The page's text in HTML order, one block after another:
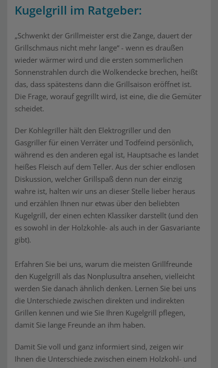
Kugelgrill im Ratgeber:
„Schwenkt der Grillmeister erst die Zange, dauert der
Grillschmaus nicht mehr lange“ - wenn es draußen
wieder wärmer wird und die ersten sommerlichen
Sonnenstrahlen durch die Wolkendecke brechen, heißt
das, dass spätestens dann die Grillsaison eröffnet ist.
Die Frage, worauf gegrillt wird, ist eine, die die Gemüter
scheidet.
Der Kohlegriller hält den Elektrogriller und den
Gasgriller für einen Verräter und Todfeind persönlich,
während es den anderen egal ist, Hauptsache es landet
heißes Fleisch auf dem Teller. Aus der schier endlosen
Diskussion, welcher Grillspaß denn nun der einzig
wahre ist, halten wir uns an dieser Stelle lieber heraus
und erzählen Ihnen nur etwas über den beliebten
Kugelgrill, der einen echten Klassiker darstellt (und den
es sowohl in der Holzkohle- als auch in der Gasvariante
gibt).
Erfahren Sie bei uns, warum die meisten Grillfreunde
den Kugelgrill als das Nonplusultra ansehen, vielleicht
werden Sie danach ähnlich denken. Lernen Sie bei uns
die Unterschiede zwischen direkten und indirekten
Grillen kennen und wie Sie Ihren Kugelgrill pflegen,
damit Sie lange Freunde an ihm haben.
Damit Sie voll und ganz informiert sind, zeigen wir
Ihnen die Unterschiede zwischen einem Holzkohl- und